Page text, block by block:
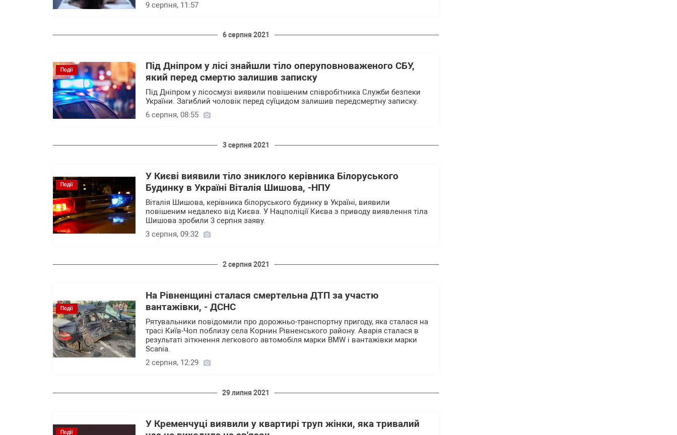
9 серпня, 11:57
6 серпня 2021
Події
Під Дніпром у лісі знайшли тіло оперуповноваженого СБУ,
який перед смертю залишив записку
Під Дніпром у лісосмузі виявили повішеним співробітника Служби безпеки
України. Загиблий чоловік перед суїцидом залишив передсмертну записку.
6 серпня, 08:55
3 серпня 2021
Події
У Києві виявили тіло зниклого керівника Білоруського
Будинку в Україні Віталія Шишова, -НПУ
Віталія Шишова, керівника білоруського будинку в Україні, виявили
повішеним недалеко від Києва. У Нацполіції Києва з приводу виявлення тіла
Шишова зробили 3 серпня заяву.
3 серпня, 09:32
2 серпня 2021
Події
На Рівненщині сталася смертельна ДТП за участю
вантажівки, - ДСНС
Рятувальники повідомили про дорожньо-транспортну пригоду, яка сталася на
трасі Київ-Чоп поблизу села Корнин Рівненського району. Аварія сталася в
результаті зіткнення легкового автомобіля марки BMW і вантажівки марки
Scania.
2 серпня, 12:29
29 липня 2021
Події
У Кременчуці виявили у квартирі труп жінки, яка тривалий